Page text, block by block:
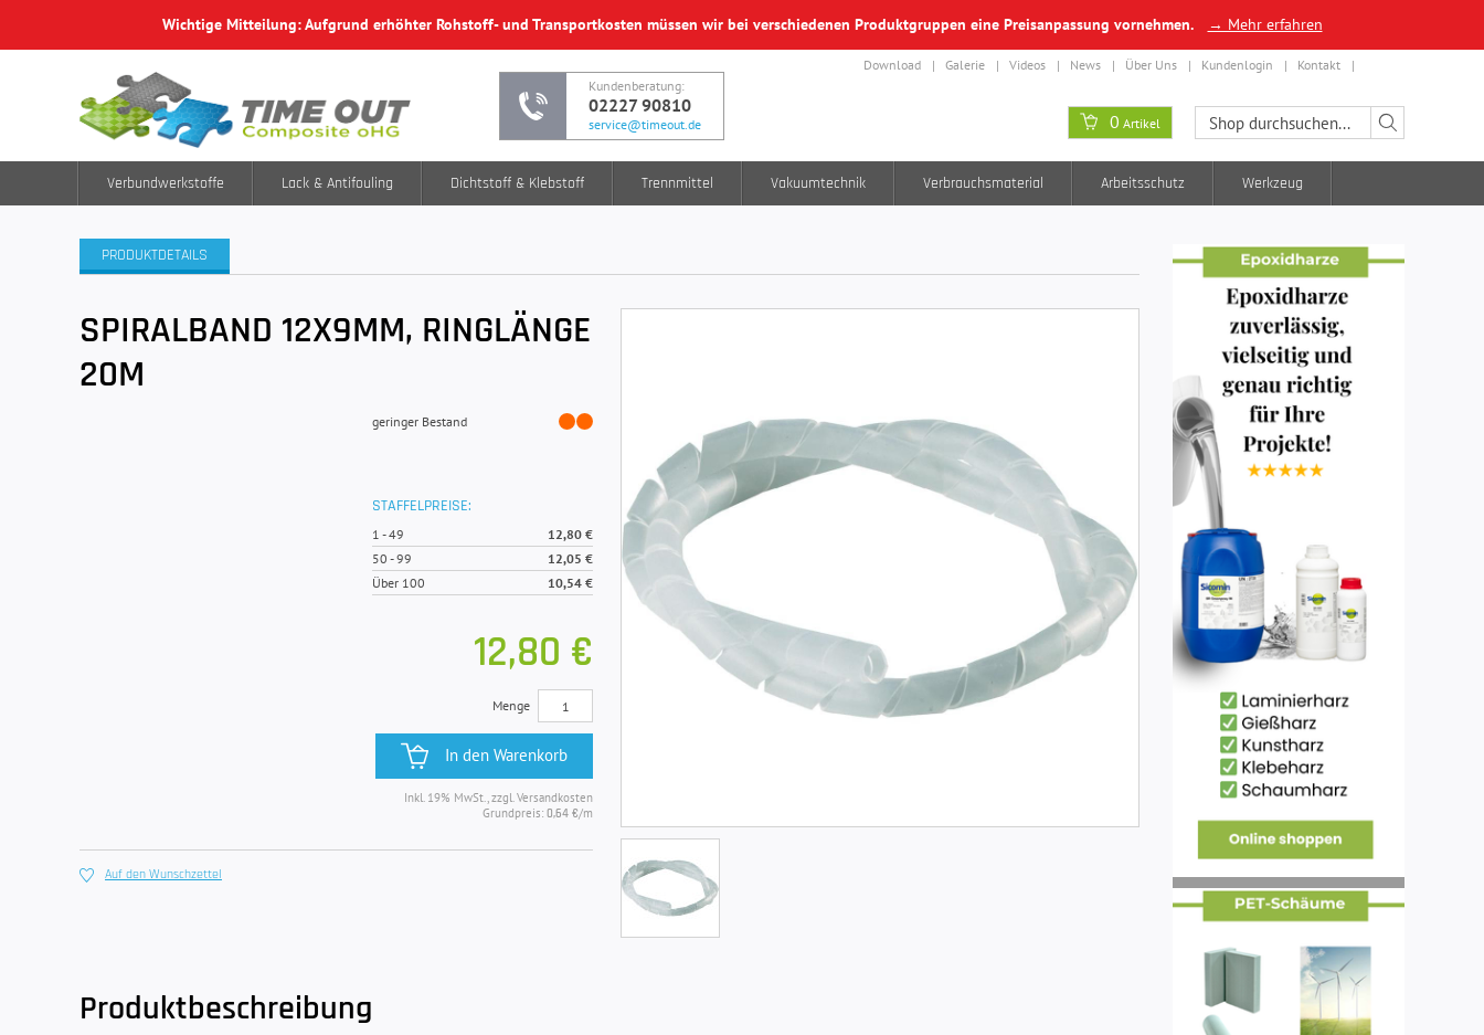
Wichtige Mitteilung: Aufgrund erhöhter Rohstoff- und Transportkosten müssen wir bei verschiedenen Produktgruppen eine Preisanpassung vornehmen. → Mehr erfahren
Kundenberatung:
02227 90810
service@timeout.de
Download Galerie Videos News Über Uns Kundenlogin Kontakt
0 Artikel
Verbundwerkstoffe Lack & Antifouling Dichtstoff & Klebstoff Trennmittel Vakuumtechnik Verbrauchsmaterial Arbeitsschutz Werkzeug
PRODUKTDETAILS
SPIRALBAND 12X9MM, RINGLÄNGE
20M
geringer Bestand
STAFFELPREISE:
1 -49
12,80 €
50 -99
12,05 €
Über 100
10,54 €
12,80 €
Menge
In den Warenkorb
Inkl. 19% MwSt., zzgl. Versandkosten
Grundpreis: 0,64 €/m
Auf den Wunschzettel
Produktbeschreibung